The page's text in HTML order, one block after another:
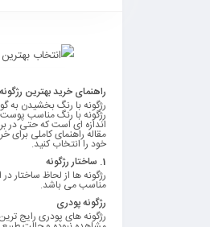
راهنمای خرید بهترین
رژگونه با رنگ بخشیدن به
رژگونه با رنگ مناسب
اندازه ای است که حتی در
خود را انتخاب کنید.
1. ساختار رژگونه
رژگونه ها از لحاظ ساختار
مناسب می باشد.
رژگونه پودری
رژگونه های پودری رایج